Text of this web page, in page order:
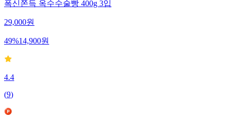
폭신쫀득 옥수수술빵 400g 3입
29,000원
49%14,900원
4.4
(9)